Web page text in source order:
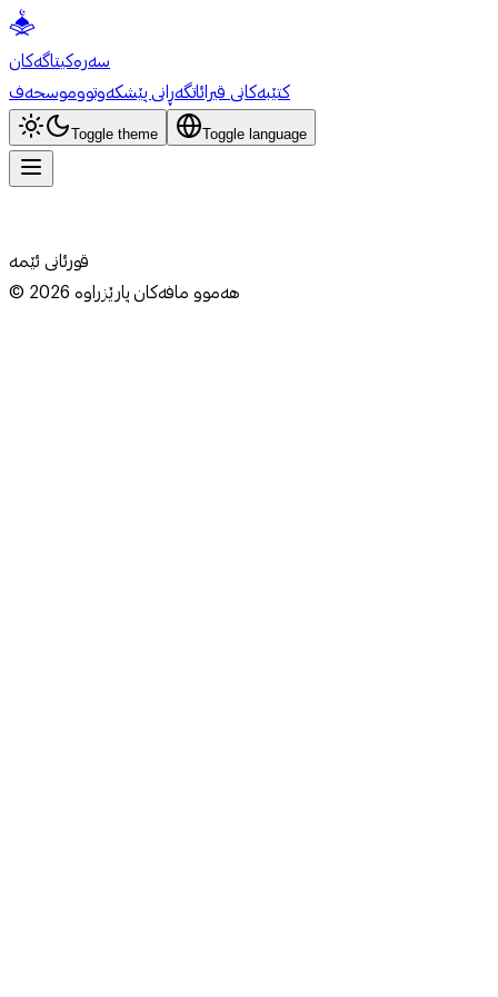
سەرەکیتاگەکان
کتێبەکانی قیرائاتگەڕانی پێشکەوتووموسحەف
Toggle theme Toggle language
قورئانی ئێمە
© 2026هەموو مافەکان پارێزراوە